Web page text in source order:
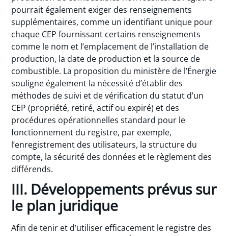
pourrait également exiger des renseignements
supplémentaires, comme un identifiant unique pour
chaque CEP fournissant certains renseignements
comme le nom et l’emplacement de l’installation de
production, la date de production et la source de
combustible. La proposition du ministère de l’Énergie
souligne également la nécessité d’établir des
méthodes de suivi et de vérification du statut d’un
CEP (propriété, retiré, actif ou expiré) et des
procédures opérationnelles standard pour le
fonctionnement du registre, par exemple,
l’enregistrement des utilisateurs, la structure du
compte, la sécurité des données et le règlement des
différends.
III. Développements prévus sur
le plan juridique
Afin de tenir et d’utiliser efficacement le registre des